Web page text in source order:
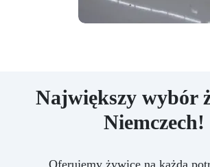
Największy wybór
Niemczech!
Oferujemy żywice na każdą